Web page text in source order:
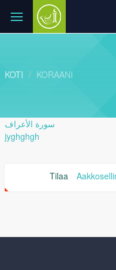
KOTI KORAANI
سورة الأعراف
jyghghgh
Tilaa